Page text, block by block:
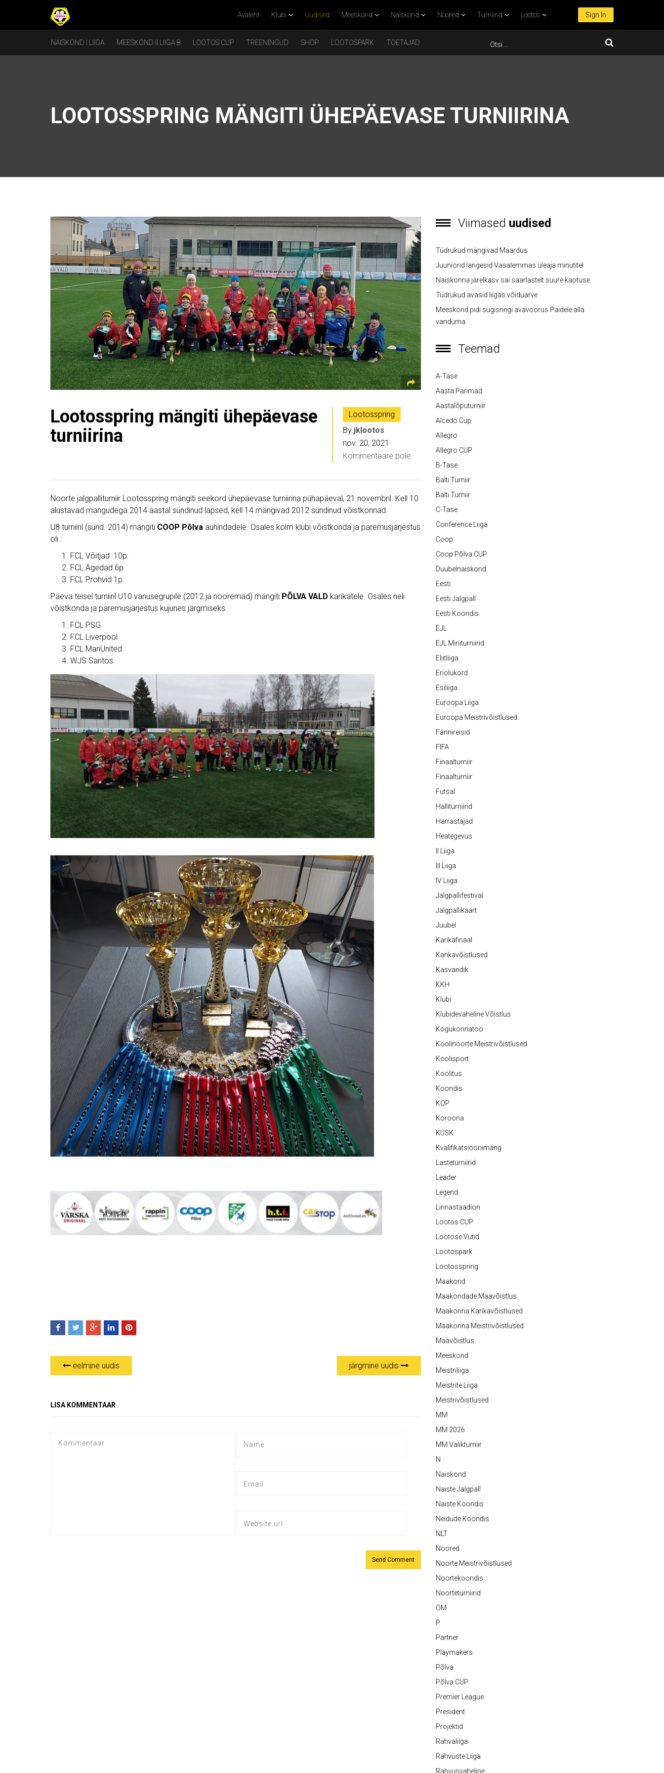
Avaleht Klubi Uudised Meeskond Naiskond Noored Turniirid Lootos Sign In
NAISKOND I LIIGA MEESKOND II LIIGA B LOOTOS CUP TREENINGUD SHOP LOOTOSPARK TOETAJAD
LOOTOSSPRING MÄNGITI ÜHEPÄEVASE TURNIIRINA
Lootosspring mängiti ühepäevase
turniirina
Lootosspring
By jklootos
nov. 20, 2021
Kommentaare pole
Noorte jalgpalliturniir Lootosspring mängiti seekord ühepäevase turniirina pühapäeval, 21.novembril. Kell 10
alustavad mängudega 2014 aastal sündinud lapsed, kell 14 mängivad 2012 sündinud võistkonnad.
U8 turniiril (sünd. 2014) mängiti COOP Põlva auhindadele. Osales kolm klubi võistkonda ja paremusjärjestus
oli :
FCL Võitjad 10p.
FCL Ägedad 6p.
FCL Prohvid 1p.
Päeva teisel turniiril U10 vanusegrupile (2012 ja nooremad) mängiti PÕLVA VALD karikatele. Osales neli
võistkonda ja paremusjärjestus kujunes järgmiseks:
FCL PSG
FCL Liverpool
FCL ManUnited
WJS Santos
eelmine uudis järgmine uudis
LISA KOMMENTAAR
Viimased uudised
Tüdrukud mängivad Maardus
Juuniorid langesid Vasalemmas üleaja minutitel
Naiskonna järelkasv sai saarlastelt suure kaotuse
Tüdrukud avasid liigas võiduarve
Meeskond pidi sügisringi avavoorus Paidele alla
vanduma
Teemad
A-Tase
Aasta Parimad
Aastalõputurniir
Alcedo Cup
Allegro
Allegro CUP
B-Tase
Balti Turniir
Balti Turniir
C-Tase
Conference Liiga
Coop
Coop Põlva CUP
Duubelnaiskond
Eesti
Eesti Jalgpall
Eesti Koondis
EJL
EJL Miniturniirid
Eliitliiga
Eriolukord
Esiliiga
Euroopa Liiga
Euroopa Meistrivõistlused
Fännireisid
FIFA
Finaalturniir
Finaalturniir
Futsal
Halliturniirid
Harrastajad
Heategevus
II Liiga
III Liiga
IV Liiga
Jalgpallifestival
Jalgpallikaart
Juubel
Karikafinaal
Karikavõistlused
Kasvandik
KKH
Klubi
Klubidevaheline Võistlus
Kogukonnatöö
Koolinoorte Meistrivõistlused
Koolisport
Koolitus
Koondis
KOP
Koroona
KÜSK
Kvalifikatsioonimäng
Lasteturniirid
Leader
Legend
Linnastaadion
Lootos CUP
Lootose Vutid
Lootospark
Lootosspring
Maakond
Maakondade Maavõistlus
Maakonna Karikavõistlused
Maakonna Meistrivõistlused
Maavõistlus
Meeskond
Meistriliiga
Meistrite Liiga
Meistrivõistlused
MM
MM 2026
MM Valikturniir
N
Naiskond
Naiste Jalgpall
Naiste Koondis
Neidude Koondis
NLT
Noored
Noorte Meistrivõistlused
Noortekoondis
Noorteturniirid
OM
P
Partner
Playmakers
Põlva
Põlva CUP
Premier League
President
Projektid
Rahvaliiga
Rahvuste Liiga
Rahvusvaheline